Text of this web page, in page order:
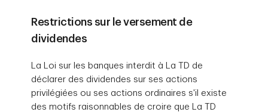
de réinvestissement
des dividendes
Décote du régime
de réinvestissement
des dividendes
-
Restrictions sur le versement de
dividendes
La Loi sur les banques interdit à La TD de
déclarer des dividendes sur ses actions
privilégiées ou ses actions ordinaires s'il existe
des motifs raisonnables de croire que La TD